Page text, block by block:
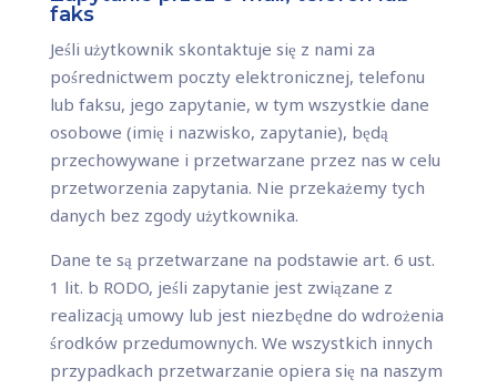
faks
Jeśli użytkownik skontaktuje się z nami za
pośrednictwem poczty elektronicznej, telefonu
lub faksu, jego zapytanie, w tym wszystkie dane
osobowe (imię i nazwisko, zapytanie), będą
przechowywane i przetwarzane przez nas w celu
przetworzenia zapytania. Nie przekażemy tych
danych bez zgody użytkownika.
Dane te są przetwarzane na podstawie art. 6 ust.
1 lit. b RODO, jeśli zapytanie jest związane z
realizacją umowy lub jest niezbędne do wdrożenia
środków przedumownych. We wszystkich innych
przypadkach przetwarzanie opiera się na naszym